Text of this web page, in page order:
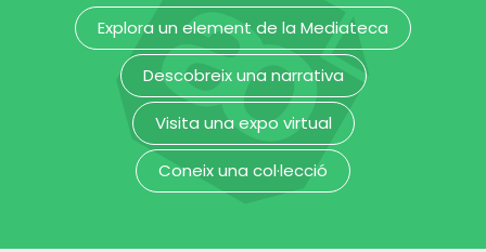
4a Mostra de
Video
Independent
Museu del Disseny de Barcelona
5è Festival de
poesia de Sant
Cugat
Explora un element de la Mediateca
Descobreix una narrativa
Visita una expo virtual
Coneix una col·lecció